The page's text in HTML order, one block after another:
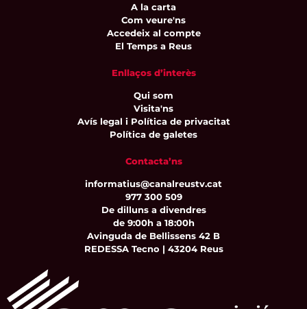
A la carta
Com veure'ns
Accedeix al compte
El Temps a Reus
Enllaços d’interès
Qui som
Visita'ns
Avís legal i Política de privacitat
Política de galetes
Contacta’ns
informatius@canalreustv.cat
977 300 509
De dilluns a divendres
de 9:00h a 18:00h
Avinguda de Bellissens 42 B
REDESSA Tecno | 43204 Reus